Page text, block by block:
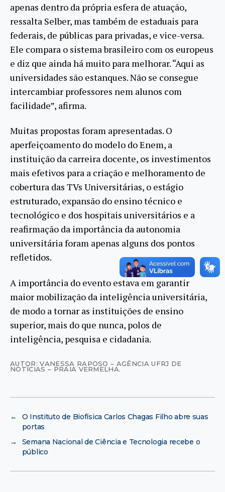
apenas dentro da própria esfera de atuação,
ressalta Selber, mas também de estaduais para
federais, de públicas para privadas, e vice-versa.
Ele compara o sistema brasileiro com os europeus
e diz que ainda há muito para melhorar. “Aqui as
universidades são estanques. Não se consegue
intercambiar professores nem alunos com
facilidade”, afirma.
Muitas propostas foram apresentadas. O
aperfeiçoamento do modelo do Enem, a
instituição da carreira docente, os investimentos
mais efetivos para a criação e melhoramento de
cobertura das TVs Universitárias, o estágio
estruturado, expansão do ensino técnico e
tecnológico e dos hospitais universitários e a
reafirmação da importância da autonomia
universitária foram apenas alguns dos pontos
refletidos.
A importância do evento estava em garantir
maior mobilização da inteligência universitária,
de modo a tornar as instituições de ensino
superior, mais do que nunca, polos de
inteligência, pesquisa e cidadania.
AUTOR: VANESSA RAPOSO – AGÊNCIA UFRJ DE
NOTÍCIAS – PRAIA VERMELHA.
←
O Instituto de Biofísica Carlos Chagas Filho abre suas
portas
→
Semana Nacional de Ciência e Tecnologia recebe o
público